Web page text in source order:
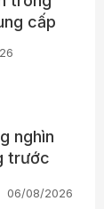
cấp
sát
nghìn
trước
06/08/2026